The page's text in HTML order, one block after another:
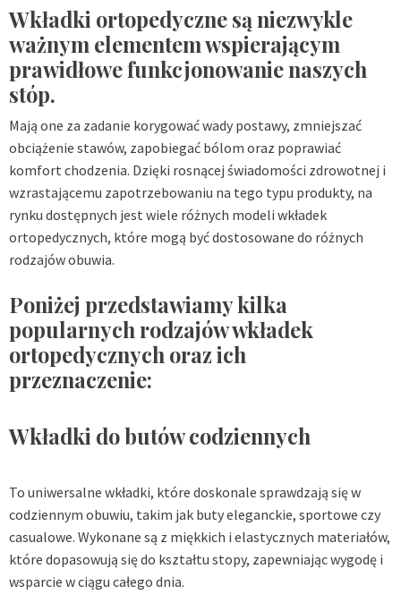
Wkładki ortopedyczne są niezwykle
ważnym elementem wspierającym
prawidłowe funkcjonowanie naszych
stóp.
Mają one za zadanie korygować wady postawy, zmniejszać
obciążenie stawów, zapobiegać bólom oraz poprawiać
komfort chodzenia. Dzięki rosnącej świadomości zdrowotnej i
wzrastającemu zapotrzebowaniu na tego typu produkty, na
rynku dostępnych jest wiele różnych modeli wkładek
ortopedycznych, które mogą być dostosowane do różnych
rodzajów obuwia.
Poniżej przedstawiamy kilka
popularnych rodzajów wkładek
ortopedycznych oraz ich
przeznaczenie:
Wkładki do butów codziennych
To uniwersalne wkładki, które doskonale sprawdzają się w
codziennym obuwiu, takim jak buty eleganckie, sportowe czy
casualowe. Wykonane są z miękkich i elastycznych materiałów,
które dopasowują się do kształtu stopy, zapewniając wygodę i
wsparcie w ciągu całego dnia.